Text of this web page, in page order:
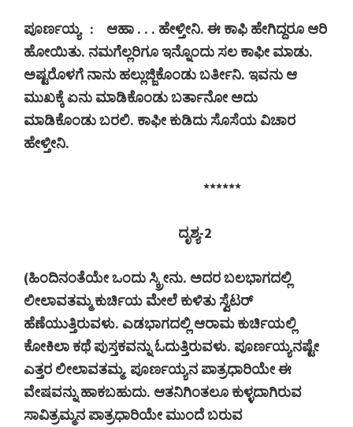
ಪೂರ್ಣಯ್ಯ: ಆಹಾ . . . ಹೇಳ್ತೀನಿ. ಈ ಕಾಫಿ ಹೇಗಿದ್ದರೂ ಆರಿ
ಹೋಯಿತು. ನಮಗೆಲ್ಲರಿಗೂ ಇನ್ನೊಂದು ಸಲ ಕಾಫೀ ಮಾಡು.
ಅಷ್ಟರೊಳಗೆ ನಾನು ಹಲ್ಲುಜ್ಜಿಕೊಂಡು ಬರ್ತೀನಿ. ಇವನು ಆ
ಮುಖಕ್ಕೆ ಏನು ಮಾಡಿಕೊಂಡು ಬರ್ತಾನೋ ಅದು
ಮಾಡಿಕೊಂಡು ಬರಲಿ. ಕಾಫೀ ಕುಡಿದು ಸೊಸೆಯ ವಿಚಾರ
ಹೇಳ್ತೀನಿ.
******
ದೃಶ್ಯ-2
(ಹಿಂದಿನಂತೆಯೇ ಒಂದು ಸ್ಕ್ರೀನು. ಅದರ ಬಲಭಾಗದಲ್ಲಿ
ಲೀಲಾವತಮ್ಮ ಕುರ್ಚಿಯ ಮೇಲೆ ಕುಳಿತು ಸ್ವೆಟರ್
ಹೆಣೆಯುತ್ತಿರುವಳು. ಎಡಭಾಗದಲ್ಲಿ ಆರಾಮ ಕುರ್ಚಿಯಲ್ಲಿ
ಕೋಕಿಲಾ ಕಥೆ ಪುಸ್ತಕವನ್ನು ಓದುತ್ತಿರುವಳು. ಪೂರ್ಣಯ್ಯನಷ್ಟೇ
ಎತ್ತರ ಲೀಲಾವತಮ್ಮ. ಪೂರ್ಣಯ್ಯನ ಪಾತ್ರಧಾರಿಯೇ ಈ
ವೇಷವನ್ನು ಹಾಕಬಹುದು. ಆತನಿಗಿಂತಲೂ ಕುಳ್ಳದಾಗಿರುವ
ಸಾವಿತ್ರಮ್ಮನ ಪಾತ್ರಧಾರಿಯೇ ಮುಂದೆ ಬರುವ